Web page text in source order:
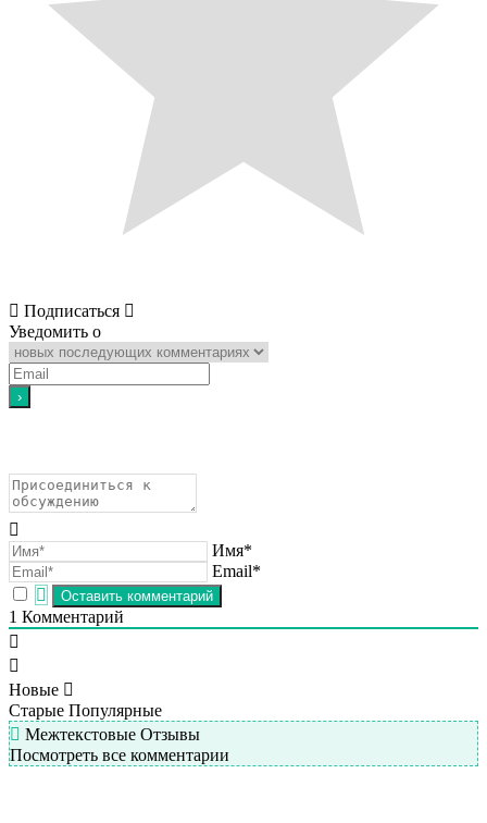
Подписаться
Уведомить о
Имя*
Email*
1 Комментарий
Новые
Старые Популярные
Межтекстовые Отзывы
Посмотреть все комментарии